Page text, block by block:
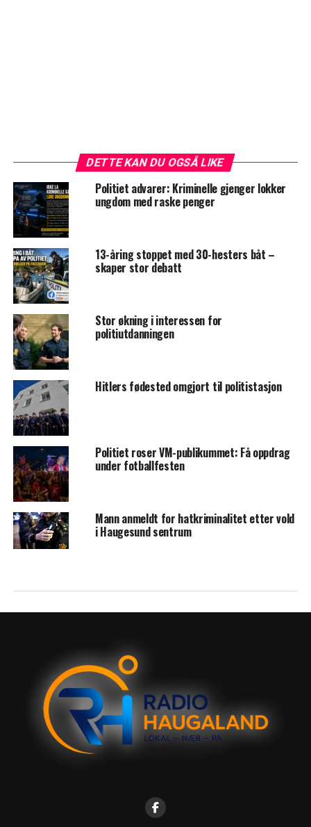
DETTE KAN DU OGSÅ LIKE
Politiet advarer: Kriminelle gjenger lokker
ungdom med raske penger
13-åring stoppet med 30-hesters båt –
skaper stor debatt
Stor økning i interessen for
politiutdanningen
Hitlers fødested omgjort til politistasjon
Politiet roser VM-publikummet: Få oppdrag
under fotballfesten
Mann anmeldt for hatkriminalitet etter vold
i Haugesund sentrum